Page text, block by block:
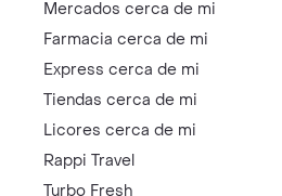
Mercados cerca de mi
Farmacia cerca de mi
Express cerca de mi
Tiendas cerca de mi
Licores cerca de mi
Rappi Travel
Turbo Fresh